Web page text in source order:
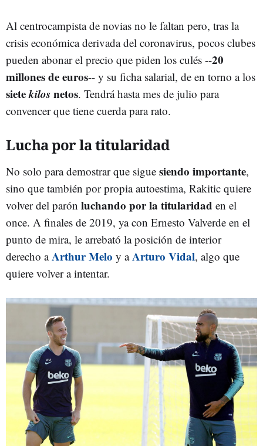
Al centrocampista de novias no le faltan pero, tras la
crisis económica derivada del coronavirus, pocos clubes
pueden abonar el precio que piden los culés --20
millones de euros-- y su ficha salarial, de en torno a los
sietekilosnetos. Tendrá hasta mes de julio para
convencer que tiene cuerda para rato.
Lucha por la titularidad
No solo para demostrar que sigue siendo importante,
sino que también por propia autoestima, Rakitic quiere
volver del parón luchando por la titularidad en el
once. A finales de 2019, ya con Ernesto Valverde en el
punto de mira, le arrebató la posición de interior
derecho aArthur Melo y aArturo Vidal, algo que
quiere volver a intentar.